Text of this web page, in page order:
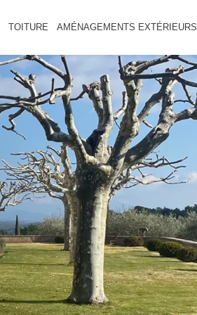
TOITURE AMÉNAGEMENTS EXTÉRIEURS